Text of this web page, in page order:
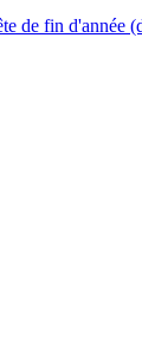
de fin d'année